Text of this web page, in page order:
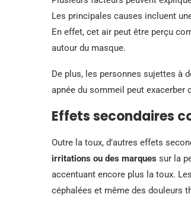
Les principales causes incluent
En effet, cet air peut être perçu
autour du masque.
De plus, les personnes sujettes à
apnée du sommeil peut
Effets secondaires
Outre la toux, d’autres effets
irritations ou des marques sur la
accentuant encore plus la toux.
céphalées et même des douleurs